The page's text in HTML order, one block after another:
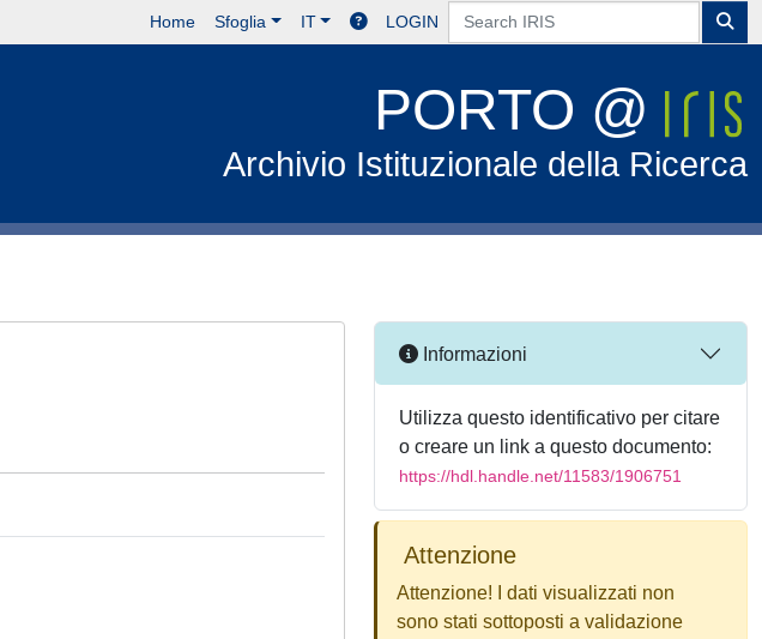
Home Sfoglia IT LOGIN
PORTO @
Archivio Istituzionale della Ricerca
Informazioni
Utilizza questo identificativo per citare
o creare un link a questo documento:
https://hdl.handle.net/11583/1906751
Attenzione
Attenzione! I dati visualizzati non
sono stati sottoposti a validazione